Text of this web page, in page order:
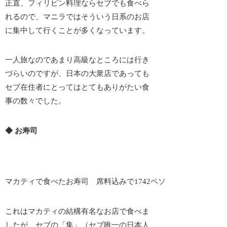
正直、フィリピン料理ならセブでも食べら
れるので、マニラではそういう日系のお店
に集中して行くことが多くなっています。
一人旅なのであまり高級なところには行き
づらいのですが、日本の大衆店であっても
セブ在住者にとってはとてもありがたい食
事の数々でした。
◆ お寿司
マカティで食べたお寿司 席料込みで1742ペソ
これはマカティの結構有名なお店で食べま
したが、セブの「集」（セブ唯一の日本人